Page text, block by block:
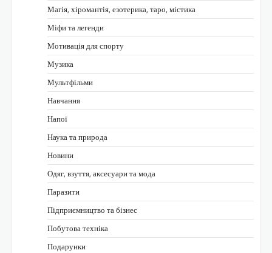
Магія, хіромантія, езотерика, таро, містика
Міфи та легенди
Мотивація для спорту
Музика
Мультфільми
Навчання
Напої
Наука та природа
Новини
Одяг, взуття, аксесуари та мода
Паразити
Підприємництво та бізнес
Побутова техніка
Подарунки